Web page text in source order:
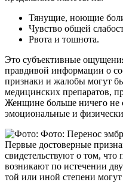
Тянущие, ноющие
Чувство общей
Рвота и тошнота.
Это субъективные
правдивой информации о
признаки и жалобы могут
медицинских препаратов,
Женщине больше ничего не
эмоциональные и
Первые достоверные
свидетельствуют о том,
возникают по истечении
той или иной степени